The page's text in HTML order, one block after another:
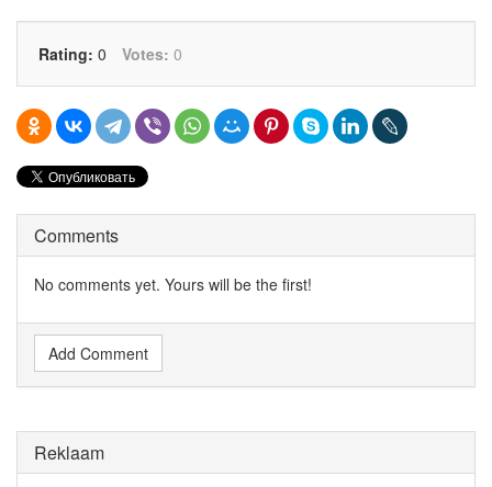
Rating: 0 Votes: 0
Comments
No comments yet. Yours will be the first!
Add Comment
Reklaam